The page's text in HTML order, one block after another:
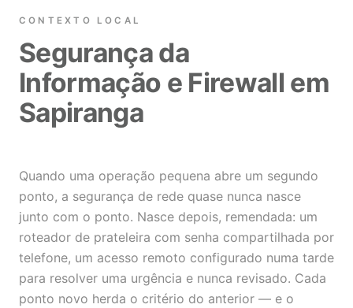
CONTEXTO LOCAL
Segurança da
Informação e Firewall em
Sapiranga
Quando uma operação pequena abre um segundo
ponto, a segurança de rede quase nunca nasce
junto com o ponto. Nasce depois, remendada: um
roteador de prateleira com senha compartilhada por
telefone, um acesso remoto configurado numa tarde
para resolver uma urgência e nunca revisado. Cada
ponto novo herda o critério do anterior — e o